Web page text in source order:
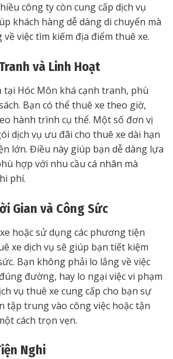
công ty còn cung cấp dịch vụ
khách hàng dễ dàng di chuyển mà
việc tìm kiếm địa điểm thuê xe.
và Linh Hoạt
tại Hóc Môn khá cạnh tranh, phù
Bạn có thể thuê xe theo giờ,
hành trình cụ thể. Một số đơn vị
dịch vụ ưu đãi cho thuê xe dài hạn
lớn. Điều này giúp bạn dễ dàng lựa
hợp với nhu cầu cá nhân mà
phí.
Gian và Công Sức
hoặc sử dụng các phương tiện
xe dịch vụ sẽ giúp bạn tiết kiệm
Bạn không phải lo lắng về việc
đường, hay lo ngại việc vi phạm
vụ thuê xe cung cấp cho bạn sự
tập trung vào công việc hoặc tận
cách trọn vẹn.
Nghi